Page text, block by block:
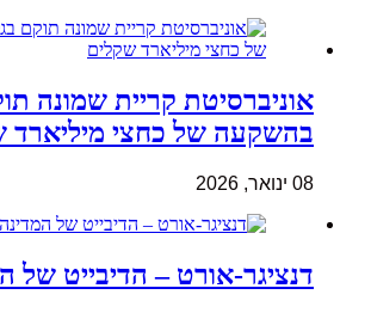
אוניברסיטת קריית שמונה
בהשקעה של כחצי מיליארד
08 ינואר, 2026
דנציגר-אורט – הדיבייט של